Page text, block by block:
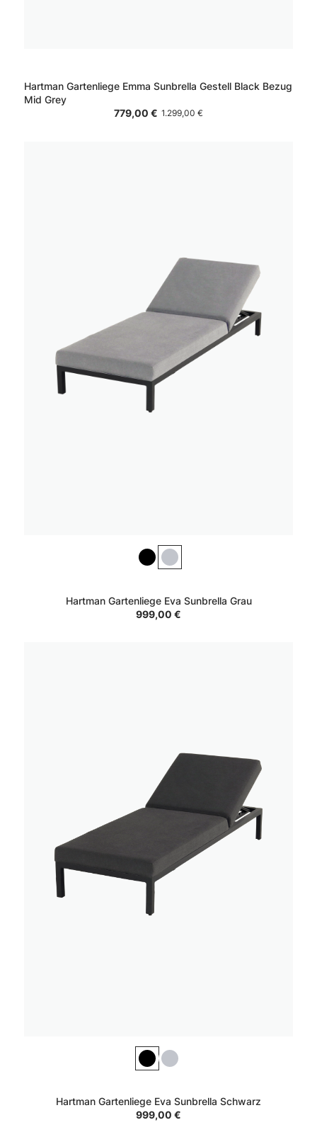
Hartman Gartenliege Emma Sunbrella Gestell Black Bezug
Mid Grey
779,00 € 1.299,00 €
Hartman Gartenliege Eva Sunbrella Grau
999,00 €
Hartman Gartenliege Eva Sunbrella Schwarz
999,00 €